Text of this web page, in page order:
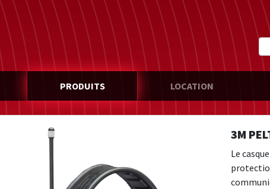
PRODUITS LOCATION
3M
Le